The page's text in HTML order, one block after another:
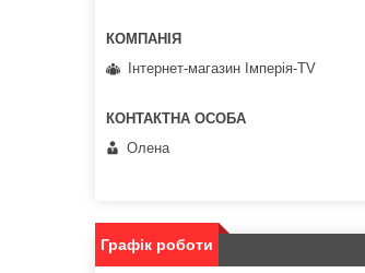
Інтернет-магазин Імперія-TV
Олена
Графік роботи